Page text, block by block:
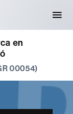
en
00054)